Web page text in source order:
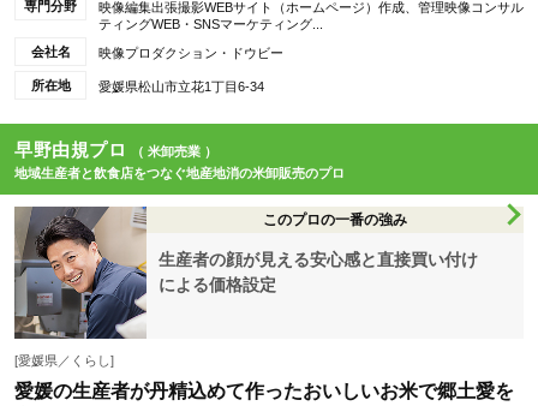
専門分野
映像編集出張撮影WEBサイト（ホームページ）作成、管理映像コンサル
ティングWEB・SNSマーケティング...
会社名
映像プロダクション・ドウビー
所在地 愛媛県松山市立花1丁目6-34
早野由規プロ
（ 米卸売業 ）
地域生産者と飲食店をつなぐ地産地消の米卸販売のプロ
このプロの一番の強み
生産者の顔が見える安心感と直接買い付け
による価格設定
[愛媛県／くらし]
愛媛の生産者が丹精込めて作ったおいしいお米で郷土愛を